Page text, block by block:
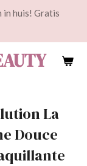
in huis! Gratis
La
Douce